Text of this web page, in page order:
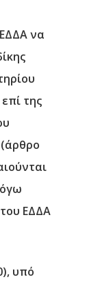
να
της
ΕΔΔΑ
, υπό